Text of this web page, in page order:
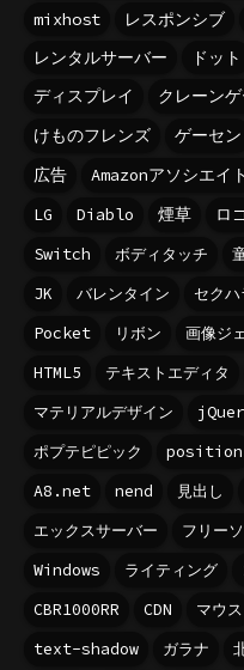
mixhost
レスポンシブ
レンタルサーバー
ドット
ディスプレイ
クレーン
けものフレンズ
ゲーセン
広告
Amazonアソシエイト
LG
Diablo 煙草 ロ
Switch
ボディタッチ
JK
バレンタイン セクハ
Pocket
リボン 画像ジ
HTML5
テキストエディタ
マテリアルデザイン
ポプテピピック
position
A8.net
nend 見出し
エックスサーバー
フリー
Windows
ライティング
CBR1000RR
CDN マウス
text-shadow
ガラナ